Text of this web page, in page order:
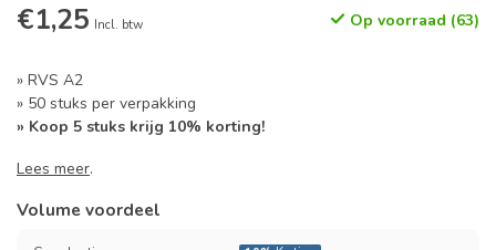
€1,25 Incl. btw Op voorraad (63)
» RVS A2
» 50 stuks per verpakking
» Koop 5 stuks krijg 10% korting!
Lees meer.
Volume voordeel